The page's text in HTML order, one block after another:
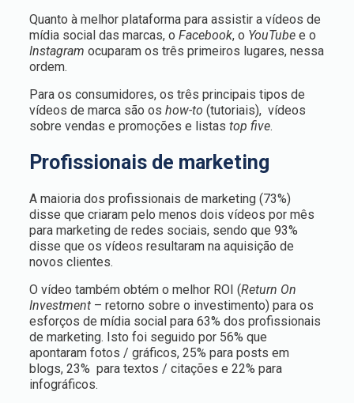
Quanto à melhor plataforma para assistir a vídeos de
mídia social das marcas, o Facebook, o YouTube e o
Instagram ocuparam os três primeiros lugares, nessa
ordem.
Para os consumidores, os três principais tipos de
vídeos de marca são os how-to (tutoriais), vídeos
sobre vendas e promoções e listas top five.
Profissionais de marketing
A maioria dos profissionais de marketing (73%)
disse que criaram pelo menos dois vídeos por mês
para marketing de redes sociais, sendo que 93%
disse que os vídeos resultaram na aquisição de
novos clientes.
O vídeo também obtém o melhor ROI (Return On
Investment– retorno sobre o investimento) para os
esforços de mídia social para 63% dos profissionais
de marketing. Isto foi seguido por 56% que
apontaram fotos / gráficos, 25% para posts em
blogs, 23% para textos / citações e 22% para
infográficos.